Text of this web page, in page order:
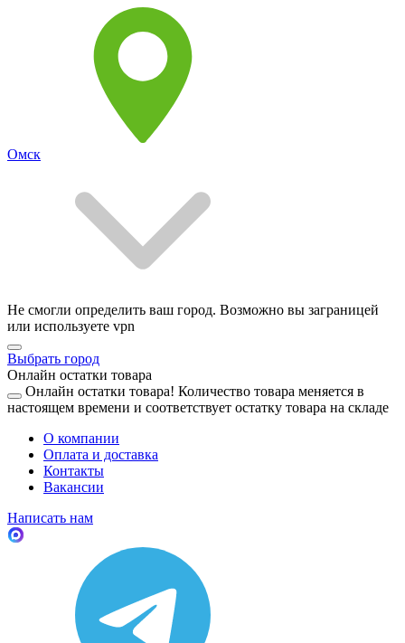
Омск
Не смогли определить ваш город. Возможно вы заграницей
или используете vpn
Выбрать город
Онлайн остатки товара
Онлайн остатки товара! Количество товара меняется в
настоящем времени и соответствует остатку товара на складе
О компании
Оплата и доставка
Контакты
Вакансии
Написать нам